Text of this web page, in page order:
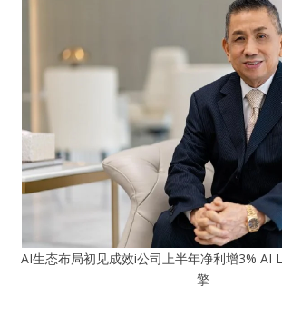
AI生态布局初见成效i公司上半年净利增3% AI
擎